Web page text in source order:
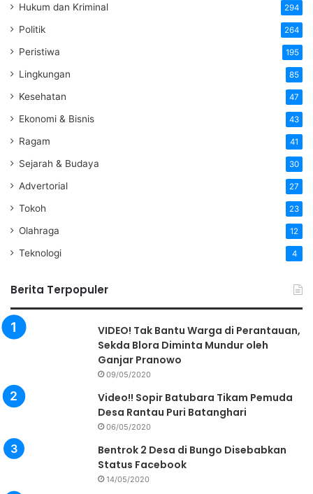
Hukum dan Kriminal 294
Politik 264
Peristiwa 195
Lingkungan 85
Kesehatan 47
Ekonomi & Bisnis 43
Ragam 41
Sejarah & Budaya 30
Advertorial 27
Tokoh 23
Olahraga 12
Teknologi 4
Berita Terpopuler
VIDEO! Tak Bantu Warga di Perantauan,
Sekda Blora Diminta Mundur oleh
Ganjar Pranowo
09/05/2020
Video!! Sopir Batubara Tikam Pemuda
Desa Rantau Puri Batanghari
06/05/2020
Bentrok 2 Desa di Bungo Disebabkan
Status Facebook
14/05/2020